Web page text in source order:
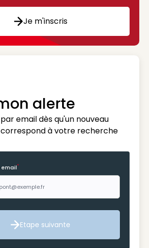
Je m'inscris
alerte
email dès qu'un nouveau
à votre recherche
email*
Etape suivante
Etape suivante